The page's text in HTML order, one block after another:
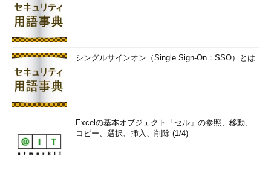
シングルサインオン（Single Sign-On：SSO）とは
Excelの基本オブジェクト「セル」の参照、移動、
コピー、選択、挿入、削除 (1/4)